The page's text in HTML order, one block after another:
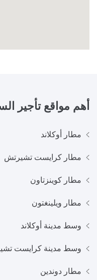
أهم مواقع تأجير
مطار أوكلاند
مطار كرايست تشيرتش
مطار كوينزتاون
مطار ويلينغتون
وسط مدينة أوكلاند
وسط مدينة كرايست
مطار دوندين